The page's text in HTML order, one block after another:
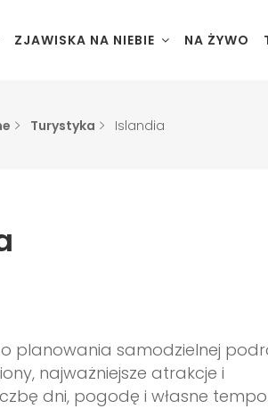
Półwysep
Półwysep
Senja –
ZJAWISKA NA NIEBIE NA ŻYWO
Turystyka Islandia
planowania samodzielnej
najważniejsze atrakcje i
dni, pogodę i własne